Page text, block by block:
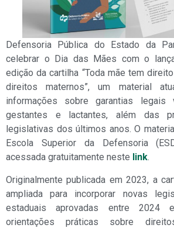
Defensoria Pública do Estado da
celebrar o Dia das Mães com o
edição da cartilha “Toda mãe tem
direitos maternos”, um material
informações sobre garantias legais
gestantes e lactantes, além das
legislativas dos últimos anos. O
Escola Superior da Defensoria
acessada gratuitamente neste link.
Originalmente publicada em 2023, a
ampliada para incorporar novas
estaduais aprovadas entre
orientações práticas sobre